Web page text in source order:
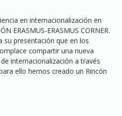
en internacionalización en
ERASMUS-ERASMUS CORNER.
presentación que en los
compartir una nueva
internacionalización a través
ello hemos creado un Rincón